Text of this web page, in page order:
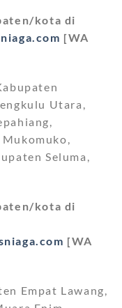
kota di
[WA
Utara,
Seluma,
kota di
[WA
Empat Lawang,